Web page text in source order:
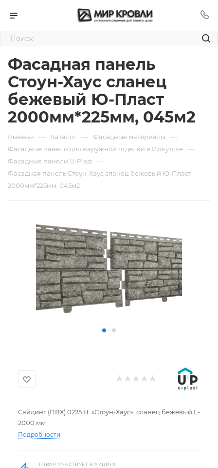
Фасадная панель
Стоун-Хаус сланец
бежевый Ю-Пласт
2000мм*225мм, 045м2
Главная — Каталог — Фасадные материалы —
Фасадные панели для наружной отделки в Иркутске —
Фасадные панели U-Plast —
Фасадная панель Стоун-Хаус сланец бежевый Ю-Пласт
2000мм*225мм, 045м2
Сайдинг (ПВХ).0225.Н. «Стоун-Хаус», сланец бежевый L-
2000 мм
Подробности
ТОВАР УЧАСТВУЕТ В АКЦИЯХ